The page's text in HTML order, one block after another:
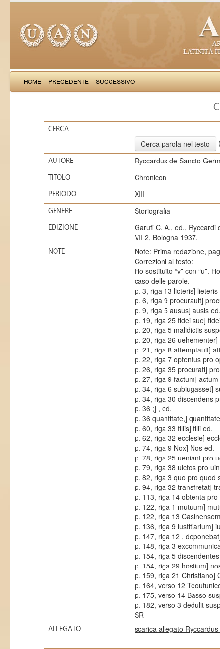
HOME PRECEDENTE SUCCESSIVO
CERCA
AUTORE Ryccardus de Sancto
TITOLO Chronicon
PERIODO XIII
GENERE Storiografia
EDIZIONE
Garufi C. A., ed., Ryccardi
VII 2, Bologna 1937.
NOTE
Note: Prima redazione,
Correzioni al testo:
Ho sostituito “v” con “u”.
caso delle parole.
p. 3, riga 13 licteris] lieteris
p. 6, riga 9 procurauit]
p. 9, riga 5 ausus] ausis ed.
p. 19, riga 25 fidei sue]
p. 20, riga 5 malidictis
p. 20, riga 26
p. 21, riga 8 attemptauit]
p. 22, riga 7 optentus pro
p. 26, riga 35 procurati]
p. 27, riga 9 factum] actum
p. 34, riga 6 subiugasset]
p. 34, riga 30 discendens
p. 36 ;] , ed.
p. 36 quantitate,]
p. 60, riga 33 filiis] filii ed.
p. 62, riga 32 ecclesie]
p. 74, riga 9 Nox] Nos ed.
p. 78, riga 25 ueniant pro
p. 79, riga 38 uictos pro
p. 82, riga 3 quo pro quod
p. 94, riga 32 transfretat]
p. 113, riga 14 obtenta
p. 122, riga 1 mutuum]
p. 122, riga 13
p. 136, riga 9 iustitiarium]
p. 147, riga 12 ,
p. 148, riga 3
p. 154, riga 5
p. 154, riga 29 hostium]
p. 159, riga 21 Christiano]
p. 164, verso 12
p. 175, verso 14 Basso
p. 182, verso 3 dedulit
SR
ALLEGATO scarica allegato